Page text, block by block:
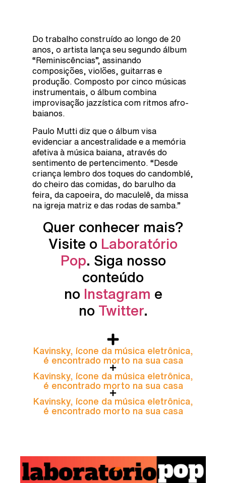
Do trabalho construído ao longo de 20
anos, o artista lança seu segundo álbum
“Reminiscências”, assinando
composições, violões, guitarras e
produção. Composto por cinco músicas
instrumentais, o álbum combina
improvisação jazzística com ritmos afro-
baianos.
Paulo Mutti diz que o álbum visa
evidenciar a ancestralidade e a memória
afetiva à música baiana, através do
sentimento de pertencimento. “Desde
criança lembro dos toques do candomblé,
do cheiro das comidas, do barulho da
feira, da capoeira, do maculelê, da missa
na igreja matriz e das rodas de samba.”
Quer conhecer mais?
Visite o Laboratório
Pop. Siga nosso
conteúdo
no Instagram e
no Twitter.
Kavinsky, ícone da música eletrônica,
é encontrado morto na sua casa
Kavinsky, ícone da música eletrônica,
é encontrado morto na sua casa
Kavinsky, ícone da música eletrônica,
é encontrado morto na sua casa